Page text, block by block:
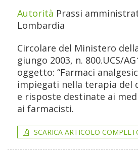
Prassi
Lombardia
Circolare del Ministero
giungo 2003, n. 800.UCS/
oggetto: “Farmaci
impiegati nella terapia del
e risposte destinate ai
ai farmacisti.
SCARICA ARTICOLO